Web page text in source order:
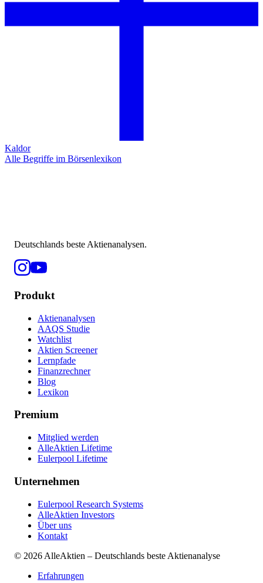
Kaldor
Alle Begriffe im Börsenlexikon
Deutschlands beste Aktienanalysen.
Produkt
Aktienanalysen
AAQS Studie
Watchlist
Aktien Screener
Lernpfade
Finanzrechner
Blog
Lexikon
Premium
Mitglied werden
AlleAktien Lifetime
Eulerpool Lifetime
Unternehmen
Eulerpool Research Systems
AlleAktien Investors
Über uns
Kontakt
© 2026 AlleAktien – Deutschlands beste Aktienanalyse
Erfahrungen